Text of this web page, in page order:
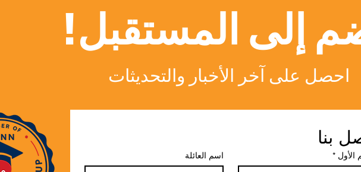
إلى المستقبل!
احصل على آخر الأخبار والتحديثات
بنا
الأول * اسم العائلة